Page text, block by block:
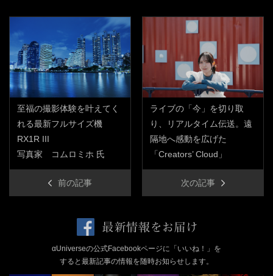
至福の撮影体験を叶えてく
れる最新フルサイズ機
RX1R III
写真家 コムロミホ 氏
前の記事
ライブの「今」を切り取
り、リアルタイム伝送。遠
隔地へ感動を広げた
「Creators’ Cloud」
次の記事
αUniverseの公式Facebookページに「いいね！」を
すると最新記事の情報を随時お知らせします。